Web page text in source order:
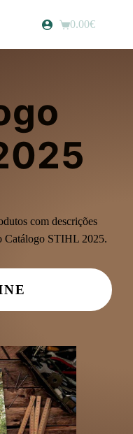
0.00€
com descrições
Catálogo STIHL 2025.